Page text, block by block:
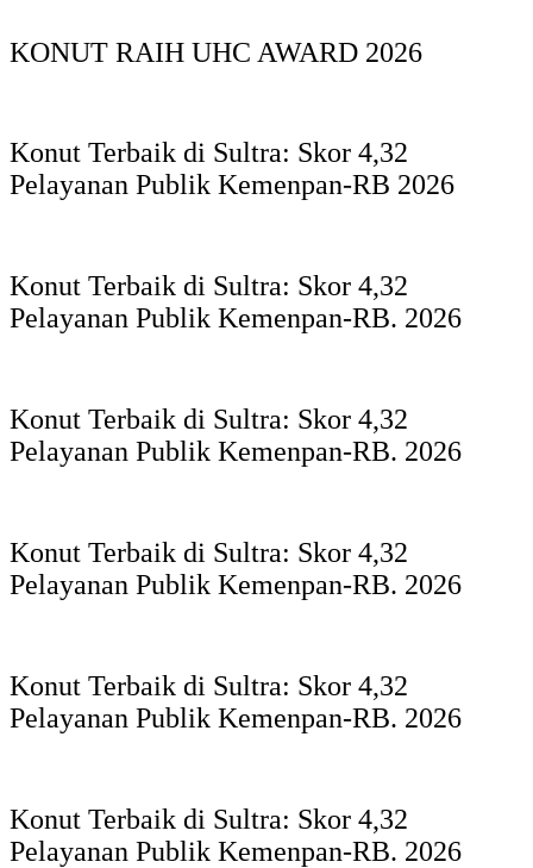
KONUT RAIH UHC AWARD 2026
Konut Terbaik di Sultra: Skor 4,32
Pelayanan Publik Kemenpan-RB 2026
Konut Terbaik di Sultra: Skor 4,32
Pelayanan Publik Kemenpan-RB. 2026
Konut Terbaik di Sultra: Skor 4,32
Pelayanan Publik Kemenpan-RB. 2026
Konut Terbaik di Sultra: Skor 4,32
Pelayanan Publik Kemenpan-RB. 2026
Konut Terbaik di Sultra: Skor 4,32
Pelayanan Publik Kemenpan-RB. 2026
Konut Terbaik di Sultra: Skor 4,32
Pelayanan Publik Kemenpan-RB. 2026